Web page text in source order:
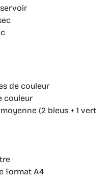
de couleur
couleur
(2 bleus + 1 vert
format A4